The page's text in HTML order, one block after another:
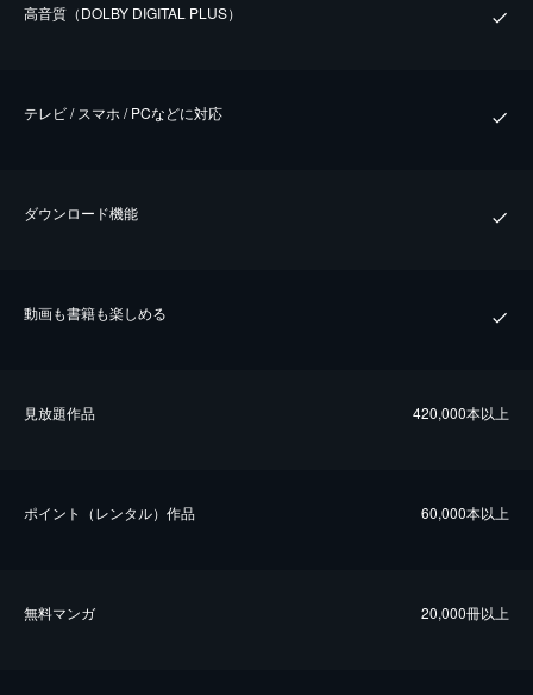
⾼⾳質（DOLBY DIGITAL PLUS）
テレビ / スマホ / PCなどに対応
ダウンロード機能
動画も書籍も楽しめる
⾒放題作品 420,000本以上
ポイント（レンタル）作品 60,000本以上
無料マンガ 20,000冊以上